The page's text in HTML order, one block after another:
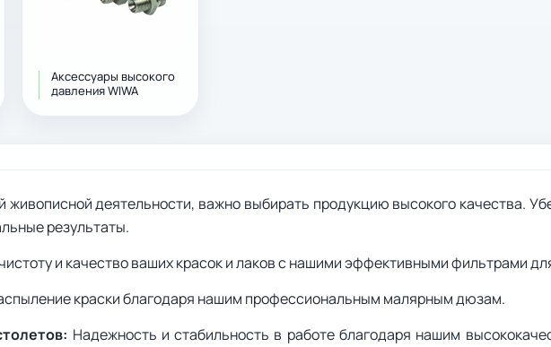
Аксессуары высокого
давления WIWA
деятельности, важно выбирать продукцию высокого качества.
результаты.
и качество ваших красок и лаков с нашими эффективными фильтрами
краски благодаря нашим профессиональным малярным дюзам.
Надежность и стабильность в работе благодаря нашим